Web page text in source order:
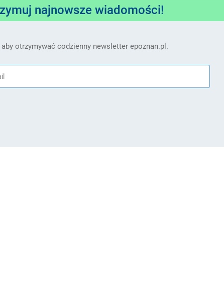
najnowsze wiadomości!
otrzymywać codzienny newsletter epoznan.pl.